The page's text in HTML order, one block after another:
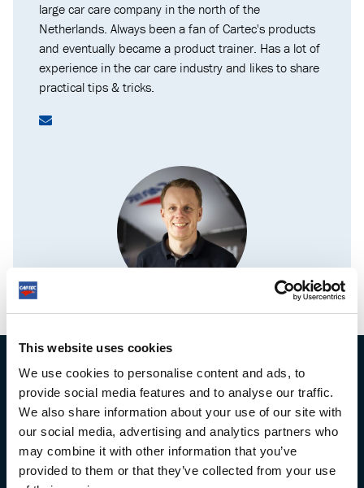
This website uses cookies
We use cookies to personalise content and ads, to
provide social media features and to analyse our traffic.
We also share information about your use of our site with
our social media, advertising and analytics partners who
may combine it with other information that you’ve
provided to them or that they’ve collected from your use
large car care company in the north of the
Netherlands. Always been a fan of Cartec's products
and eventually became a product trainer. Has a lot of
experience in the car care industry and likes to share
practical tips & tricks.
TIEDOTE
Saat parhaat Cartec-tarjoukset postilaatikkoosi